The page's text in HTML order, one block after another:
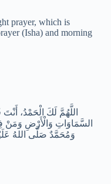
prayer, which is
(Isha) and morning
اللَّهُمَّ لَكَ الْحَمْدُ،
السَّمَاوَاتِ وَالْأَرْضِ وَمَنْ
وَمُحَمَّدٌ صَلَّى اللهُ